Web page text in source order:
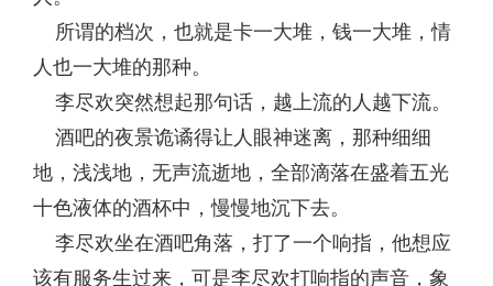
所谓的档次，也就是卡一大堆，钱一大堆，情
人也一大堆的那种。
李尽欢突然想起那句话，越上流的人越下流。
酒吧的夜景诡谲得让人眼神迷离，那种细细
地，浅浅地，无声流逝地，全部滴落在盛着五光
十色液体的酒杯中，慢慢地沉下去。
李尽欢坐在酒吧角落，打了一个响指，他想应
该有服务生过来，可是李尽欢打响指的声音，象